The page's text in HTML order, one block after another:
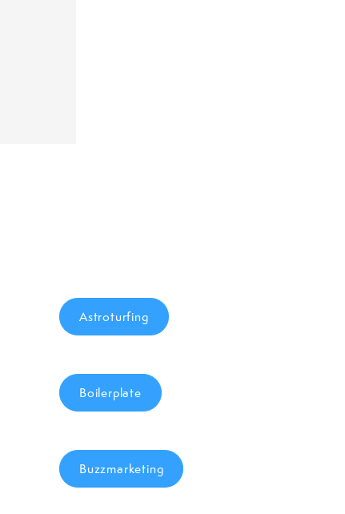
Astroturfing
Boilerplate
Buzzmarketing